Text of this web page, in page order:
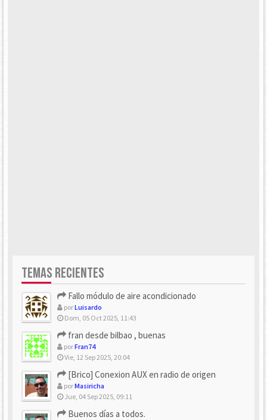
TEMAS RECIENTES
Fallo módulo de aire acondicionado
porLuisardo
Dom, 05 Oct 2025, 11:43
fran desde bilbao , buenas
porFran74
Vie, 12 Sep 2025, 20:04
[Brico] Conexion AUX en radio de origen
porMasiricha
Jue, 04 Sep 2025, 09:11
Buenos días a todos.